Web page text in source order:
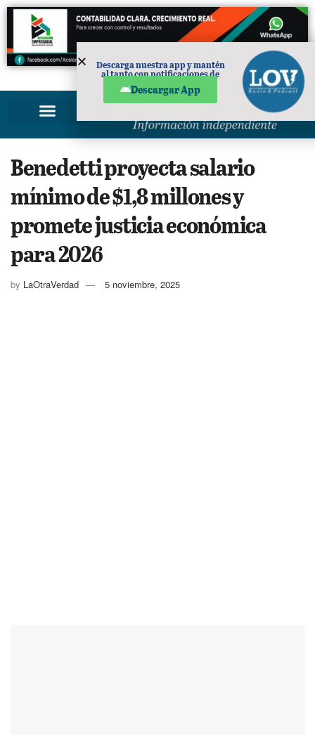
PUBLICIDAD
Benedetti proyecta salario
mínimo de $1,8 millones y
promete justicia económica
para 2026
by LaOtraVerdad 5 noviembre, 2025
Descarga nuestra app y mantén
al tanto con notificaciones de
Descargar App